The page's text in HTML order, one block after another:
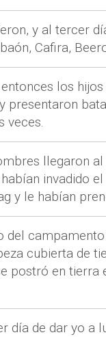
y al tercer
Cafira,
los
presentaron
veces.
llegaron
invadido
y le habían
del
cubierta de
postró en tierra
día de dar yo a